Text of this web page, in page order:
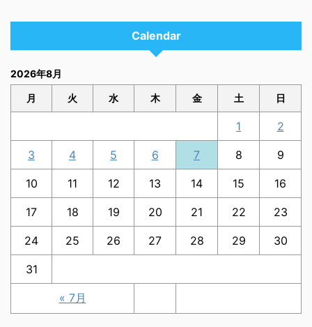
Calendar
2026年8月
月 火 水 木 金 土 日
« 7月
1 2
3 4 5 6 7 8 9
10 11 12 13 14 15 16
17 18 19 20 21 22 23
24 25 26 27 28 29 30
31